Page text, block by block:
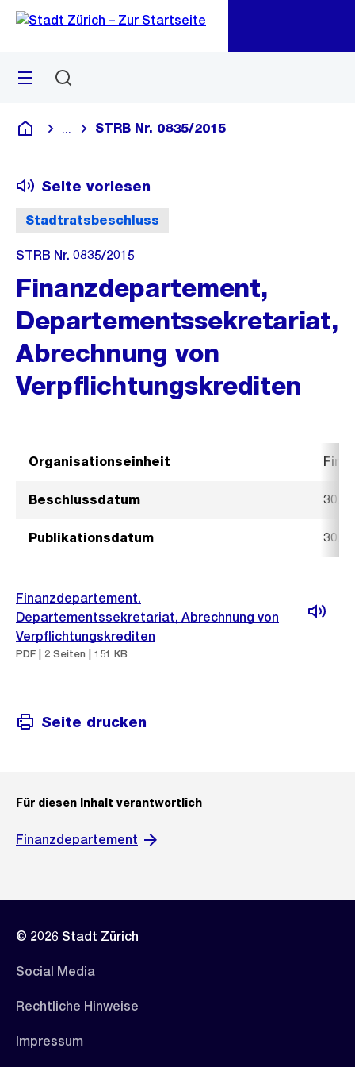
Navigation
Sprunglink
Menü
Deutsch
Blende alle Breadcrumbs ein
STRB Nr. 0835/2015
Stadtratsbeschluss
Seite vorlesen
STRB Nr. 0835/2015
Finanzdepartement,
Departementssekretariat,
Abrechnung von
Verpflichtungskrediten
Organisationseinheit
Beschlussdatum 30.
Publikationsdatum 30.
Finanzdepartement,
Departementssekretariat, Abrechnung von
Verpflichtungskrediten
PDF | 2 Seiten | 151 KB
Seite drucken
Für diesen Inhalt verantwortlich
Finanzdepartement
© 2026 Stadt Zürich
Social Media
Rechtliche Hinweise
Impressum